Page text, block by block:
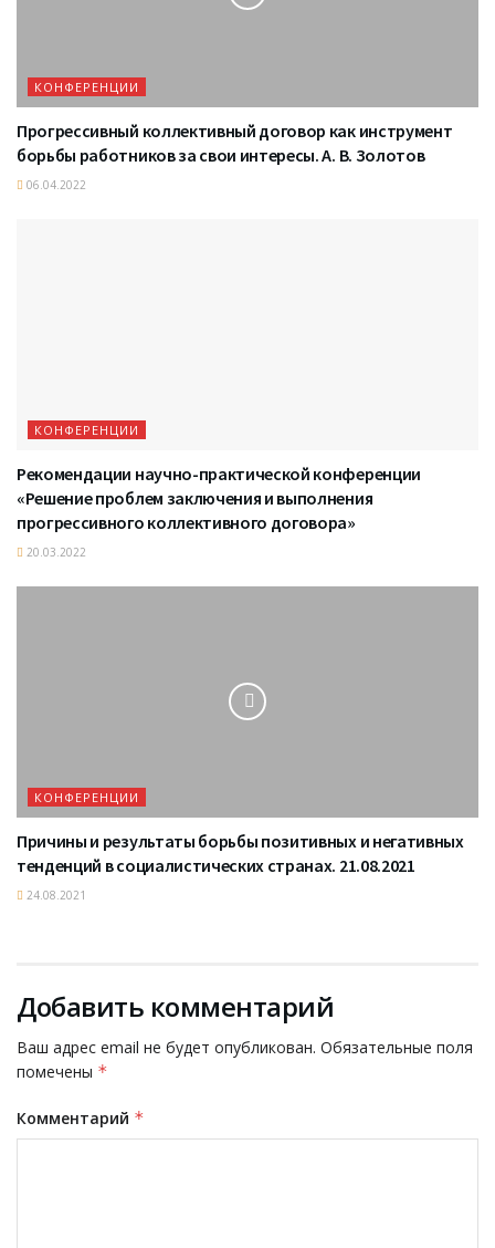
КОНФЕРЕНЦИИ
Прогрессивный коллективный договор как инструмент
борьбы работников за свои интересы. А. В. Золотов
06.04.2022
КОНФЕРЕНЦИИ
Рекомендации научно-практической конференции
«Решение проблем заключения и выполнения
прогрессивного коллективного договора»
20.03.2022
КОНФЕРЕНЦИИ
Причины и результаты борьбы позитивных и негативных
тенденций в социалистических странах. 21.08.2021
24.08.2021
Добавить комментарий
Ваш адрес email не будет опубликован. Обязательные поля
помечены *
Комментарий *